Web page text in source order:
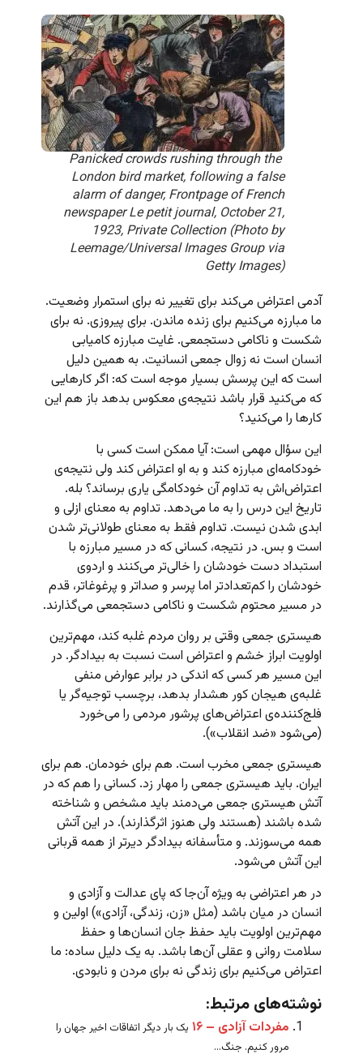
Panicked crowds rushing through the
London bird market, following a false
alarm of danger, Frontpage of French
newspaper Le petit journal, October 21,
1923, Private Collection (Photo by
Leemage/Universal Images Group via
Getty Images)
آدمی اعتراض می‌کند برای تغییر نه برای استمرار وضعیت.
ما مبارزه می‌کنیم برای زنده ماندن. برای پیروزی. نه برای
شکست و ناکامی دستجمعی. غایت مبارزه کامیابی
انسان است نه زوال جمعی انسانیت. به همین دلیل
است که این پرسش بسیار موجه است که: اگر کارهایی
که می‌کنید قرار باشد نتیجه‌ی معکوس بدهد باز هم این
کارها را می‌کنید؟
این سؤال مهمی است: آیا ممکن است کسی با
خودکامه‌ای مبارزه کند و به او اعتراض کند ولی نتیجه‌ی
اعتراض‌اش به تداوم آن خودکامگی یاری برساند؟ بله.
تاریخ این درس را به ما می‌دهد. تداوم به معنای ازلی و
ابدی شدن نیست. تداوم فقط به معنای طولانی‌تر شدن
است و بس. در نتیجه، کسانی که در مسیر مبارزه با
استبداد دست خودشان را خالی‌تر می‌کنند و اردوی
خودشان را کم‌تعدادتر اما پرسر و صداتر و پرغوغاتر، قدم
در مسیر محتوم شکست و ناکامی دستجمعی می‌گذارند.
هیستری جمعی وقتی بر روان مردم غلبه کند، مهم‌ترین
اولویت ابراز خشم و اعتراض است نسبت به بیدادگر. در
این مسیر هر کسی که اندکی در برابر عوارض منفی
غلبه‌ی هیجان کور هشدار بدهد، برچسب توجیه‌گر یا
فلج‌کننده‌ی اعتراض‌های پرشور مردمی را می‌خورد
(می‌شود «ضد انقلاب»).
هیستری جمعی مخرب است. هم برای خودمان. هم برای
ایران. باید هیستری جمعی را مهار زد. کسانی را هم که در
آتش هیستری جمعی می‌دمند باید مشخص و شناخته
شده باشند (هستند ولی هنوز اثرگذارند). در این ‌آتش
همه می‌سوزند. و متأسفانه بیدادگر دیرتر از همه قربانی
این آتش می‌شود.
در هر اعتراضی به ویژه آن‌جا که پای عدالت و آزادی و
انسان در میان باشد (مثل «زن،‌ زندگی،‌ آزادی») اولین و
مهم‌ترین اولویت باید حفظ جان انسان‌ها و حفظ
سلامت روانی و عقلی آن‌ها باشد. به یک دلیل ساده: ما
اعتراض می‌کنیم برای زندگی نه برای مردن و نابودی.
نوشته‌های مرتبط:
مفردات آزادی – ۱۶
یک بار دیگر اتفاقات اخیر جهان را
مرور کنیم. جنگ...